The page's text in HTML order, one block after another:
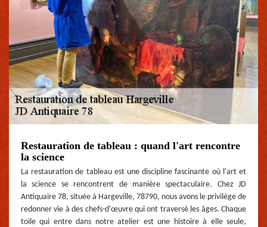
Restauration de tableau : quand l'art rencontre
la science
La restauration de tableau est une discipline fascinante où l'art et
la science se rencontrent de manière spectaculaire. Chez JD
Antiquaire 78, située à Hargeville, 78790, nous avons le privilège de
redonner vie à des chefs-d'œuvre qui ont traversé les âges. Chaque
toile qui entre dans notre atelier est une histoire à elle seule,